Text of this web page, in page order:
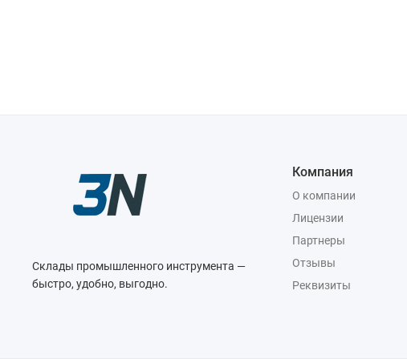
Склады промышленного инструмента —
быстро, удобно, выгодно.
Компания
О компании
Лицензии
Партнеры
Отзывы
Реквизиты